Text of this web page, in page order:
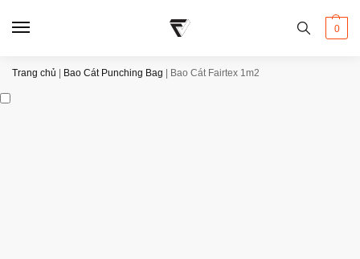
0
Trang chủ Bao Cát Punching Bag Bao Cát Fairtex 1m2